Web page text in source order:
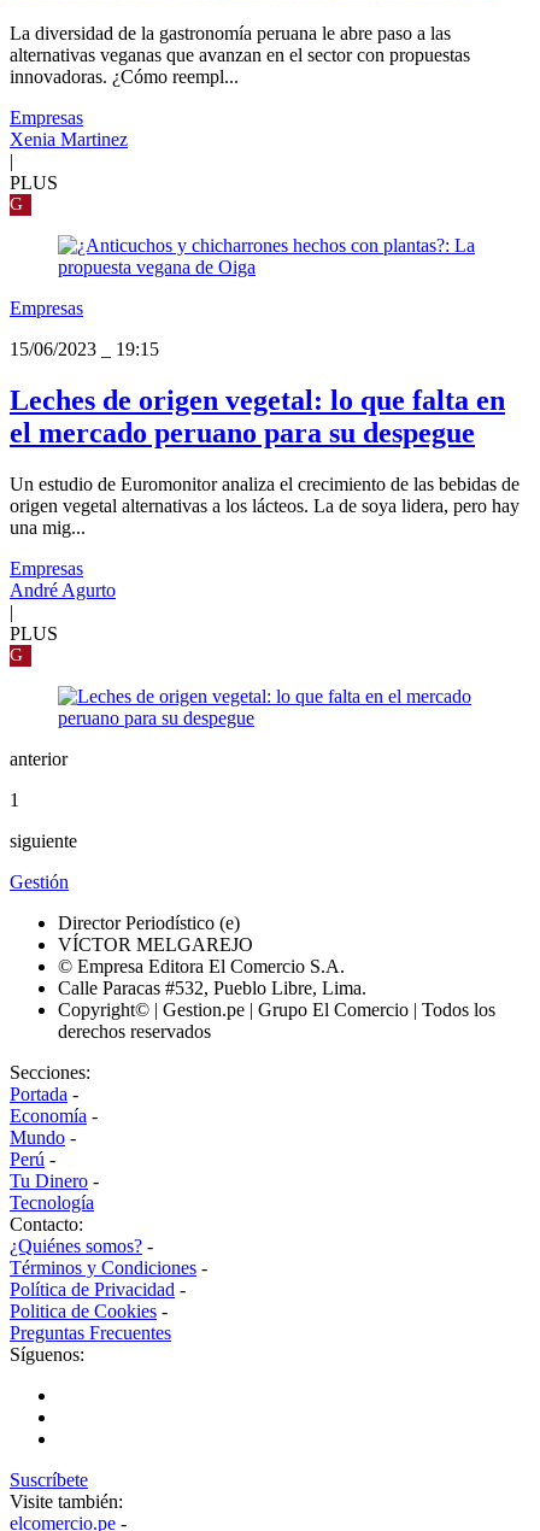
La diversidad de la gastronomía peruana le abre paso a las
alternativas veganas que avanzan en el sector con propuestas
innovadoras. ¿Cómo reempl...
Empresas
Xenia Martinez
|
PLUS
G
Empresas
15/06/2023
19:15
Leches de origen vegetal: lo que falta en
el mercado peruano para su despegue
Un estudio de Euromonitor analiza el crecimiento de las bebidas de
origen vegetal alternativas a los lácteos. La de soya lidera, pero hay
una mig...
Empresas
André Agurto
|
PLUS
G
anterior
1
siguiente
Gestión
Director Periodístico (e)
VÍCTOR MELGAREJO
© Empresa Editora El Comercio S.A.
Calle Paracas #532, Pueblo Libre, Lima.
Copyright© | Gestion.pe | Grupo El Comercio | Todos los
derechos reservados
Secciones:
Portada -
Economía -
Mundo -
Perú -
Tu Dinero -
Tecnología
Contacto:
¿Quiénes somos? -
Términos y Condiciones -
Política de Privacidad -
Politica de Cookies -
Preguntas Frecuentes
Síguenos:
Suscríbete
Visite también:
elcomercio.pe -